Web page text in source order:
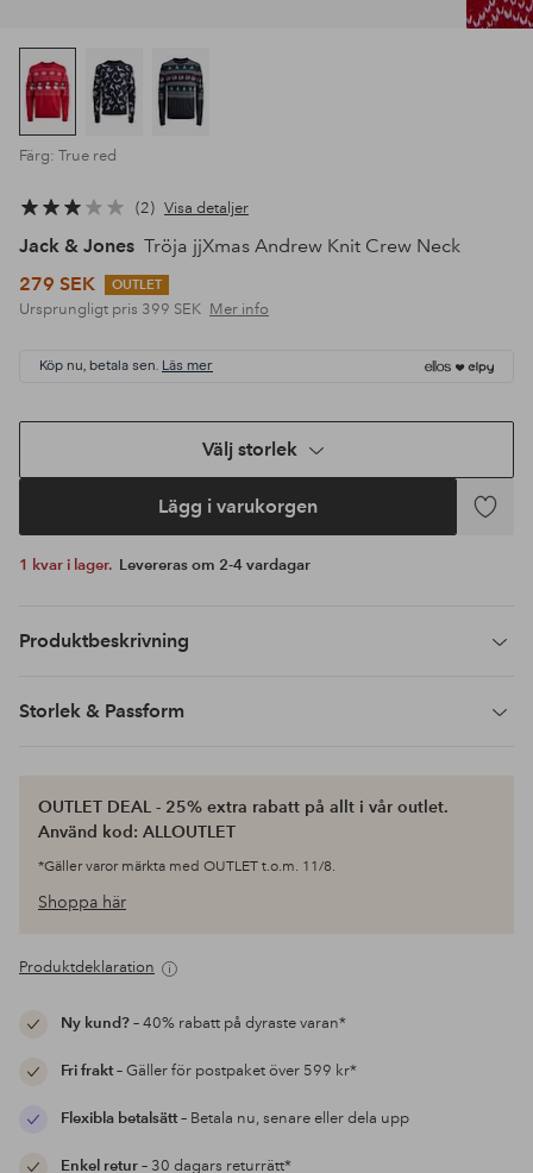
Färg: True red
2 Visa detaljer
Jack & Jones Tröja jjXmas Andrew Knit Crew Neck
279 SEK
OUTLET
Ursprungligt pris 399 SEK Mer info
Köp nu, betala sen. Läs mer
Välj storlek
Lägg i varukorgen
Lägg
1 kvar i lager. Levereras om 2-4 vardagar
Produktbeskrivning
Storlek & Passform
OUTLET DEAL - 25% extra rabatt på allt i vår outlet.
Använd kod: ALLOUTLET
*Gäller varor märkta med OUTLET t.o.m. 11/8.
Shoppa här
Produktdeklaration
Ny kund?– 40% rabatt på dyraste varan*
Fri frakt– Gäller för postpaket över 599 kr*
Flexibla betalsätt– Betala nu, senare eller dela upp
Enkel retur– 30 dagars returrätt*